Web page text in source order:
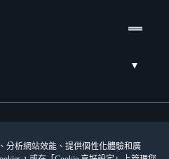
分析網站效能、提供個性化體驗和廣